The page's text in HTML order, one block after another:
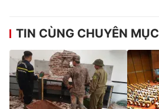
TIN CÙNG CHUYÊN MỤC